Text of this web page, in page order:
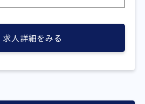
求人詳細をみる